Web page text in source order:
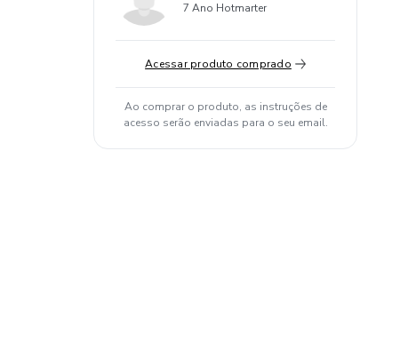
7 Ano Hotmarter
Acessar produto comprado
Ao comprar o produto, as instruções de
acesso serão enviadas para o seu email.